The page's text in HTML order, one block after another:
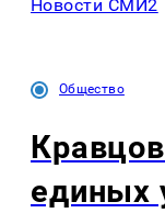
Новости СМИ2
Общество
единых